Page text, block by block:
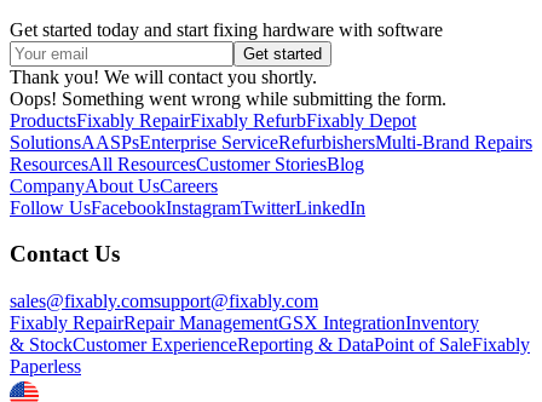
Get started today and start fixing hardware with software
Thank you! We will contact you shortly.
Oops! Something went wrong while submitting the form.
ProductsFixably RepairFixably RefurbFixably Depot
SolutionsAASPsEnterprise ServiceRefurbishersMulti-Brand Repairs
ResourcesAll ResourcesCustomer StoriesBlog
CompanyAbout UsCareers
Follow UsFacebookInstagramTwitterLinkedIn
Contact Us
sales@fixably.comsupport@fixably.com
Fixably RepairRepair ManagementGSX IntegrationInventory
& StockCustomer ExperienceReporting & DataPoint of SaleFixably
Paperless